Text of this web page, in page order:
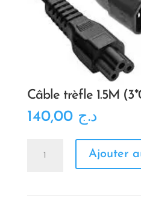
Câble trèfle 1.5M
د.ج 140,00
Ajouter